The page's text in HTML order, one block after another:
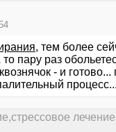
, тем более
пару раз
- и готово...
процесс...